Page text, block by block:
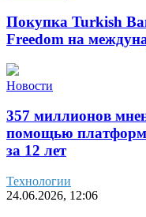
Покупка Turkish
Freedom на
Новости
357 миллионов
помощью
за 12 лет
Технологии
24.06.2026, 12:06